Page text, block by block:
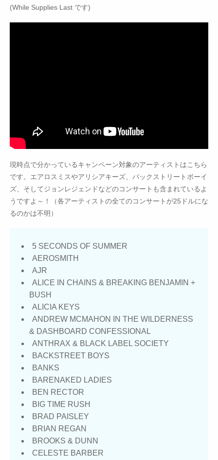
(While Supplies Last です)
現時点で分かっているキャンペーン対象のアーティストはこちら
です。エアロスミスやアリシアキーズ、バックストリートボーイ
ズ、そしてジョンレジェンドなどのコンサートも含まれているよ
うですよ～！（各アーティストの全てのコンサートが25ドルにな
るのかは不明）
5 SECONDS OF SUMMER
AEROSMITH
AJR
ALICE IN CHAINS & BREAKING BENJAMIN +
BUSH
ALICIA KEYS
ANDREW MCMAHON IN THE WILDERNESS
& DASHBOARD CONFESSIONAL
ANTHRAX & BLACK LABEL SOCIETY
BACKSTREET BOYS
BANKS
BARENAKED LADIES
BEN RECTOR
BIG TIME RUSH
BRAD PAISLEY
BRIAN REGAN
BROOKS & DUNN
CELESTE BARBER